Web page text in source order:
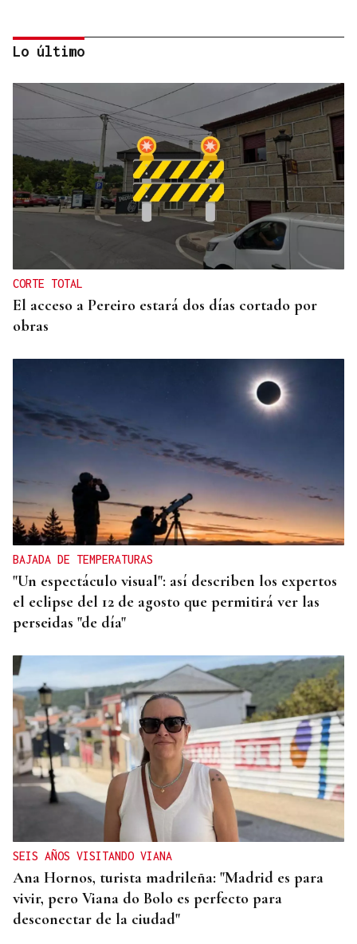
CANEDO
Un herido en la colisión entre dos coches en la
entrada a las termas de Outariz
Lo último
CORTE TOTAL
El acceso a Pereiro estará dos días cortado por
obras
BAJADA DE TEMPERATURAS
"Un espectáculo visual": así describen los expertos
el eclipse del 12 de agosto que permitirá ver las
perseidas "de día"
SEIS AÑOS VISITANDO VIANA
Ana Hornos, turista madrileña: "Madrid es para
vivir, pero Viana do Bolo es perfecto para
desconectar de la ciudad"